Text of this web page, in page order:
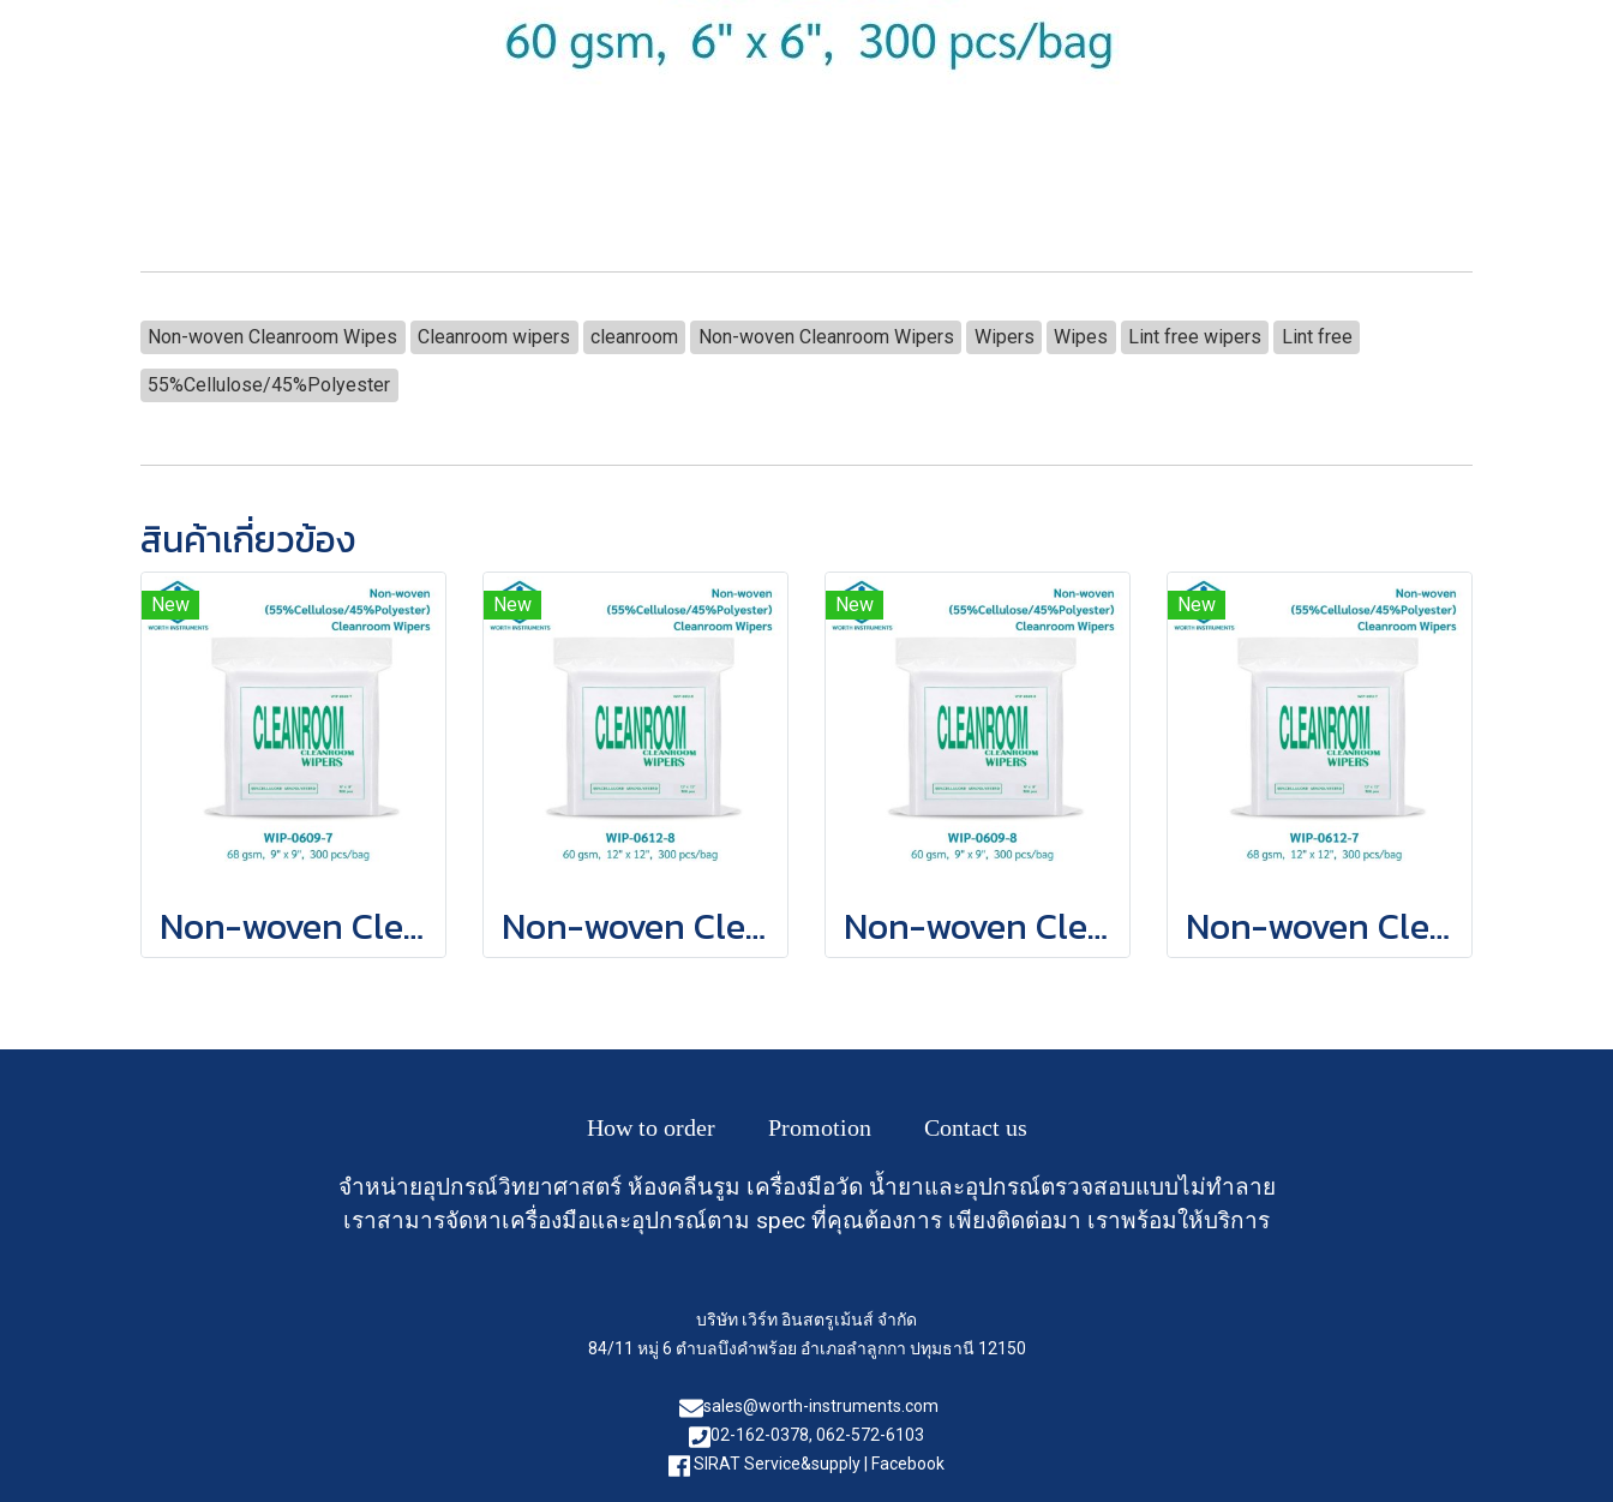
Non-woven Cleanroom Wipes Cleanroom wipers cleanroom Non-woven Cleanroom Wipers Wipers Wipes Lint free wipers Lint free
55%Cellulose/45%Polyester
สินค้าเกี่ยวข้อง
New
Non-woven Cleanroom Wipes
New
Non-woven Cleanroom Wipers
New
Non-woven Cleanroom Wipes
New
Non-woven Cleanroom Wipes
How to order Promotion Contact us
จำหน่ายอุปกรณ์วิทยาศาสตร์ ห้องคลีนรูม เครื่องมือวัด น้ำยาและอุปกรณ์ตรวจสอบแบบไม่ทำลาย
เราสามารจัดหาเครื่องมือและอุปกรณ์ตาม spec ที่คุณต้องการ เพียงติดต่อมา เราพร้อมให้บริการ
บริษัท เวิร์ท อินสตรูเม้นส์ จำกัด
84/11 หมู่ 6 ตำบลบึงคำพร้อย อำเภอลำลูกกา ปทุมธานี 12150
sales@worth-instruments.com
02-162-0378, 062-572-6103
SIRAT Service&supply | Facebook